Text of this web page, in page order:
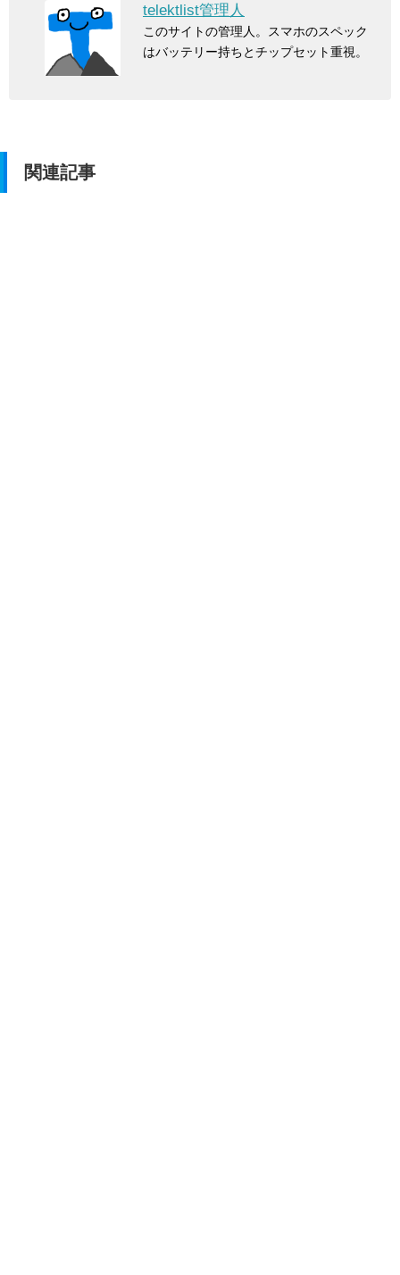
telektlist管理人
このサイトの管理人。スマホのスペック
はバッテリー持ちとチップセット重視。
関連記事